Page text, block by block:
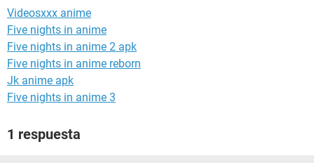
Videosxxx anime
Five nights in anime
Five nights in anime 2 apk
Five nights in anime reborn
Jk anime apk
Five nights in anime 3
1 respuesta